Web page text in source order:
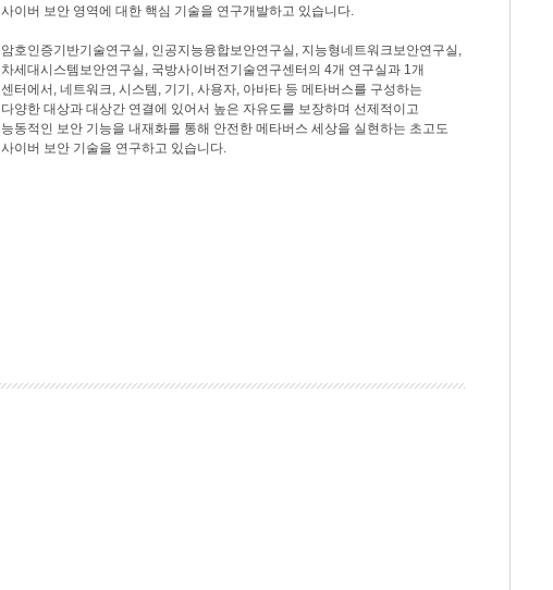
사이버 보안 영역에 대한 핵심 기술을 연구개발하고 있습니다.
암호인증기반기술연구실, 인공지능융합보안연구실, 지능형네트워크보안연구실,
차세대시스템보안연구실, 국방사이버전기술연구센터의 4개 연구실과 1개
센터에서, 네트워크, 시스템, 기기, 사용자, 아바타 등 메타버스를 구성하는
다양한 대상과 대상간 연결에 있어서 높은 자유도를 보장하며 선제적이고
능동적인 보안 기능을 내재화를 통해 안전한 메타버스 세상을 실현하는 초고도
사이버 보안 기술을 연구하고 있습니다.